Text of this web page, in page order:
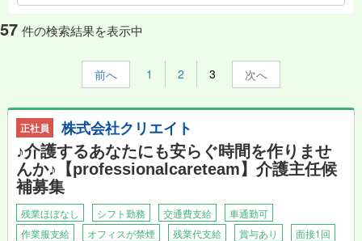
57 件の検索結果を表示中
前 1 2 3 次
正社員 株式会社クリエイト
♪介護するあなたにも安らぐ時間を作りませ
んか♪【professionalcareteam】介護主任候
補募集
残業ほぼなし シフト勤務 交通費支給
車通勤可
作業服支給
オフィスが禁煙 残業代支給 賞与あり
面接1回